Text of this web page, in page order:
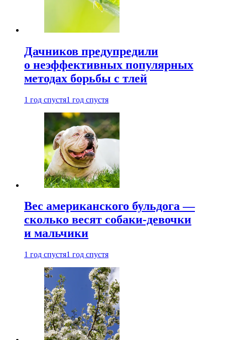
Дачников предупредили
о неэффективных популярных
методах борьбы с тлей
1 год спустя1 год спустя
Вес американского бульдога —
сколько весят собаки-девочки
и мальчики
1 год спустя1 год спустя